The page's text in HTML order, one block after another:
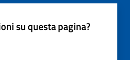
su questa pagina?